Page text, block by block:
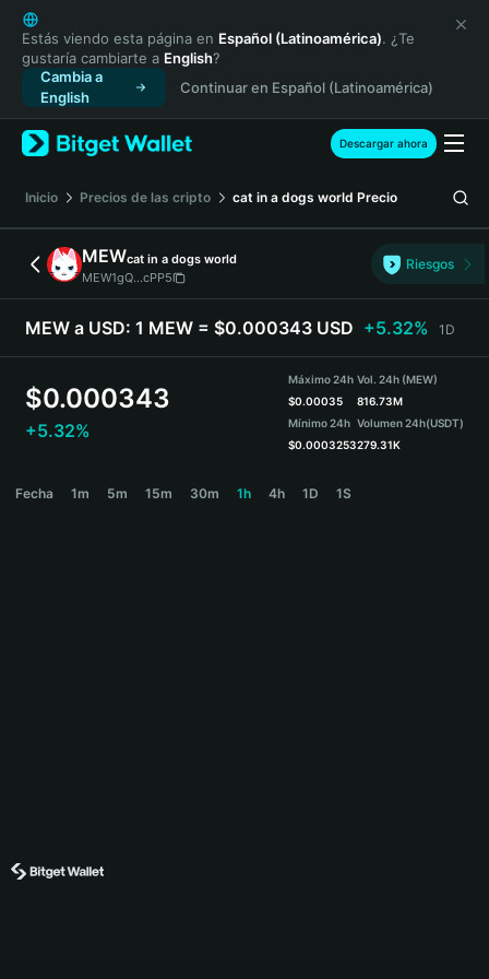
English
日本語
Tiếng Việt
Русский
Español (Latinoamérica)
Türkçe
Français
Deutsch
简体中文
繁體中文
Português (Portugal)
Bahasa Indonesia
ภาษาไทย
Español
Español (Argentina)
Estás viendo esta página en Español (Latinoamérica). ¿Te
gustaría cambiarte a English?
Cambia a
English
Continuar en Español (Latinoamérica)
Descargar ahora
Inicio Precios de las cripto cat in a dogs world Precio
MEWcat in a dogs world
MEW1gQ...cPP5
Riesgos
MEW a USD: 1 MEW = $0.000343 USD +5.32% 1D
$0.000343
+5.32%
Máximo 24h
$0.00035
Mínimo 24h
$0.0003253
Vol. 24h (MEW)
816.73M
Volumen 24h(USDT)
279.31K
Fecha 1m 5m 15m 30m 1h 4h 1D 1S